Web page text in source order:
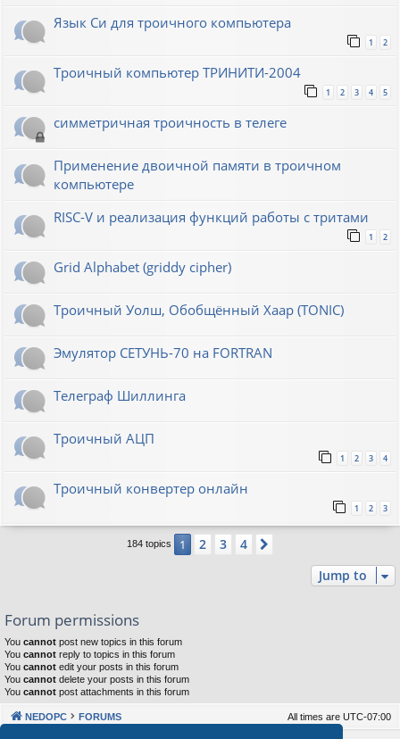
Язык Си для троичного компьютера
1 2
Троичный компьютер ТРИНИТИ-2004
1 2 3 4 5
симметричная троичность в телеге
Применение двоичной памяти в троичном
компьютере
RISC-V и реализация функций работы с тритами
1 2
Grid Alphabet (griddy cipher)
Троичный Уолш, Обобщённый Хаар (TONIC)
Эмулятор СЕТУНЬ-70 на FORTRAN
Телеграф Шиллинга
Троичный АЦП
1 2 3 4
Троичный конвертер онлайн
1 2 3
184 topics 1 2 3 4
Jump to
Forum permissions
You cannot post new topics in this forum
You cannot reply to topics in this forum
You cannot edit your posts in this forum
You cannot delete your posts in this forum
You cannot post attachments in this forum
NEDOPC FORUMS All times are UTC-07:00